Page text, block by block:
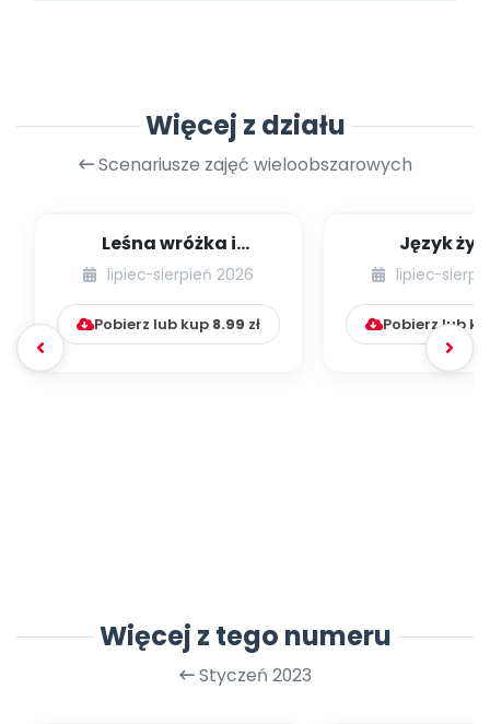
Więcej z działu
Scenariusze zajęć wieloobszarowych
Leśna wróżka i
przyjaciele
lipiec-sierpień 2026
Pobierz lub kup 8.99 zł
Język
lipiec-
Pobierz lub
Więcej z tego numeru
Styczeń 2023